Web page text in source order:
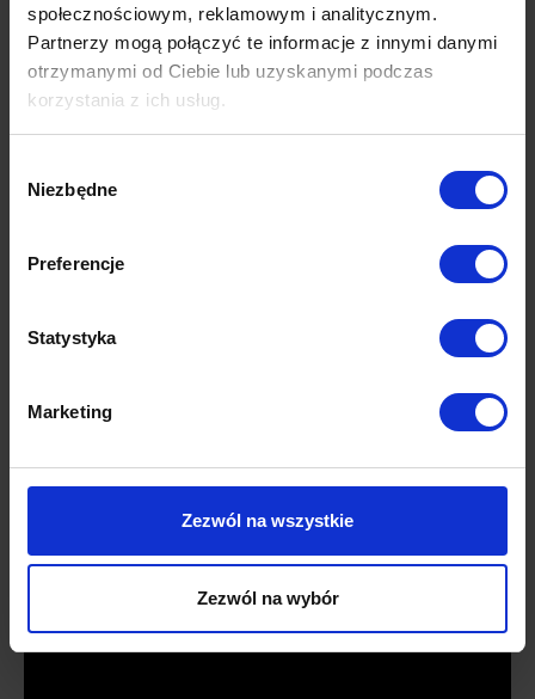
społecznościowym, reklamowym i analitycznym.
Partnerzy mogą połączyć te informacje z innymi danymi
otrzymanymi od Ciebie lub uzyskanymi podczas
korzystania z ich usług.
zgody
Niezbędne
Preferencje
Statystyka
Marketing
Zezwól na wszystkie
Zezwól na wybór